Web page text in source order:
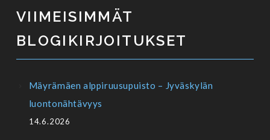
VIIMEISIMMÄT
BLOGIKIRJOITUKSET
Mäyrämäen alppiruusupuisto – Jyväskylän
luontonähtävyys
14.6.2026